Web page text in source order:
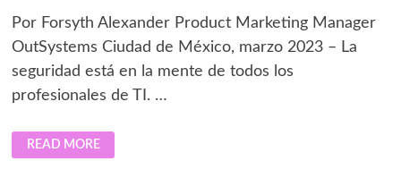
Por Forsyth Alexander Product Marketing Manager
OutSystems Ciudad de México, marzo 2023 – La
seguridad está en la mente de todos los
profesionales de TI. …
¿ES
SEGURO
READ MORE